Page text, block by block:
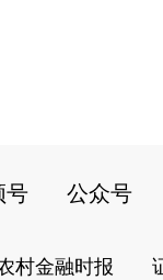
号 公众号
村金融时报